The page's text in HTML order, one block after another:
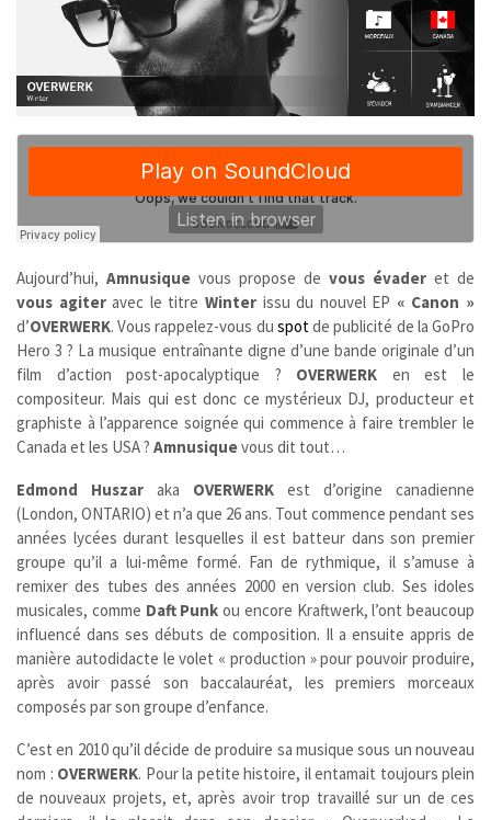
Aujourd’hui, Amnusique vous propose de vous évader et de
vous agiteravec le titre Winterissu du nouvel EP « Canon »
d’OVERWERK. Vous rappelez-vous du spotde publicité de la GoPro
Hero 3 ? La musique entraînante digne d’une bande originale d’un
film d’action post-apocalyptique ? OVERWERK en est le
compositeur. Mais qui est donc ce mystérieux DJ, producteur et
graphiste à l’apparence soignée qui commence à faire trembler le
Canada et les USA ? Amnusiquevous dit tout…
Edmond Huszar aka OVERWERK est d’origine canadienne
(London, ONTARIO) et n’a que 26 ans. Tout commence pendant ses
années lycées durant lesquelles il est batteur dans son premier
groupe qu’il a lui-même formé. Fan de rythmique, il s’amuse à
remixer des tubes des années 2000 en version club. Ses idoles
musicales, comme Daft Punk ou encore Kraftwerk, l’ont beaucoup
influencé dans ses débuts de composition. Il a ensuite appris de
manière autodidacte le volet « production » pour pouvoir produire,
après avoir passé son baccalauréat, les premiers morceaux
composés par son groupe d’enfance.
C’est en 2010 qu’il décide de produire sa musique sous un nouveau
nom : OVERWERK. Pour la petite histoire, il entamait toujours plein
de nouveaux projets, et, après avoir trop travaillé sur un de ces